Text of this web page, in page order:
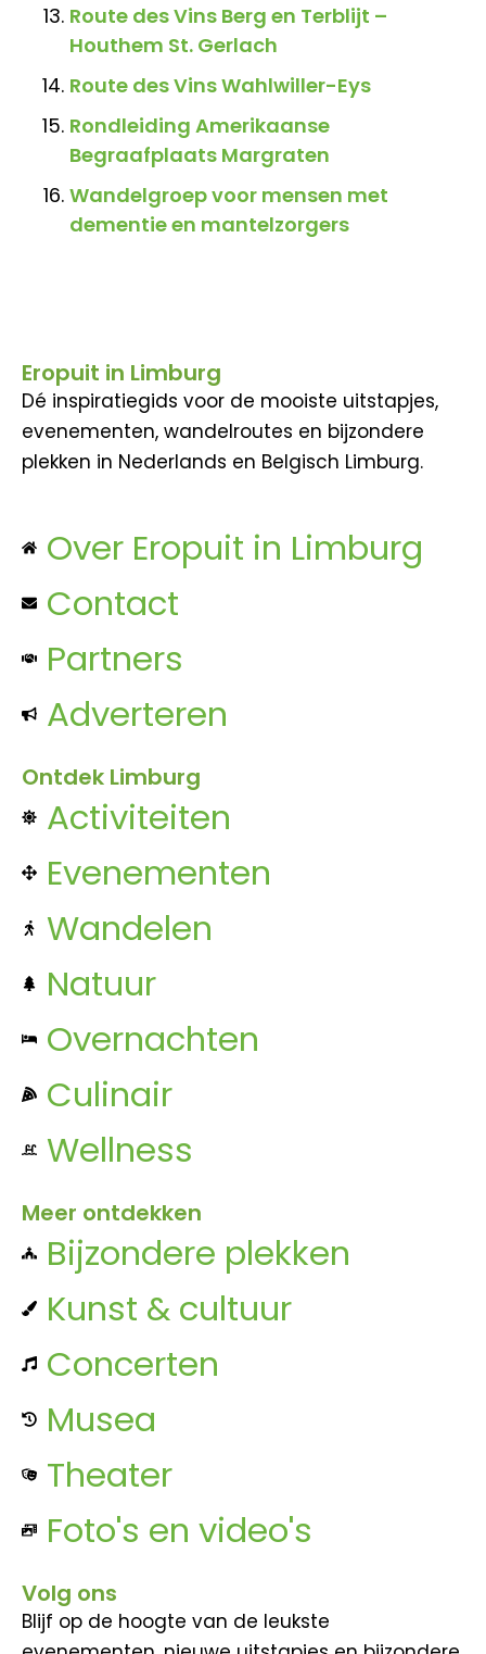
Route des Vins Berg en Terblijt –
Houthem St. Gerlach
Route des Vins Wahlwiller-Eys
Rondleiding Amerikaanse
Begraafplaats Margraten
Wandelgroep voor mensen met
dementie en mantelzorgers
Eropuit in Limburg
Dé inspiratiegids voor de mooiste uitstapjes,
evenementen, wandelroutes en bijzondere
plekken in Nederlands en Belgisch Limburg.
Over Eropuit in Limburg
Contact
Partners
Adverteren
Ontdek Limburg
Activiteiten
Evenementen
Wandelen
Natuur
Overnachten
Culinair
Wellness
Meer ontdekken
Bijzondere plekken
Kunst & cultuur
Concerten
Musea
Theater
Foto's en video's
Volg ons
Blijf op de hoogte van de leukste